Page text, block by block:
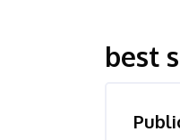
best